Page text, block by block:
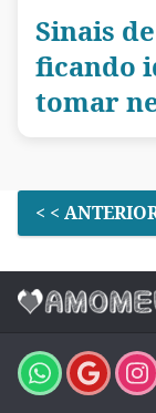
Sinais
ficando
tomar
< <